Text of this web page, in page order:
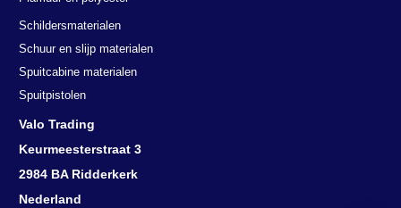
Schildersmaterialen
Schuur en slijp materialen
Spuitcabine materialen
Spuitpistolen
Valo Trading
Keurmeesterstraat 3
2984 BA Ridderkerk
Nederland